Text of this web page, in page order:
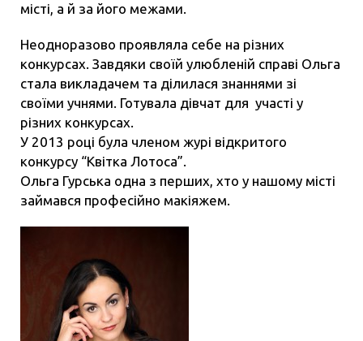
місті, а й за його межами.
Неодноразово проявляла себе на різних
конкурсах. Завдяки своїй улюбленій справі Ольга
стала викладачем та ділилася знаннями зі
своїми учнями. Готувала дівчат для участі у
різних конкурсах.
У 2013 році була членом журі відкритого
конкурсу “Квітка Лотоса”.
Ольга Гурська одна з перших, хто у нашому місті
займався професійно макіяжем.